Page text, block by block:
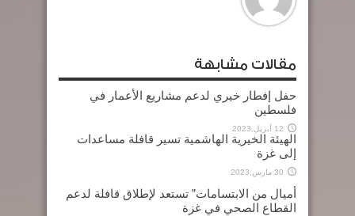
مقالات مشابهة
حفل إفطار خيري لدعم مشاريع الأعمار في
فلسطين
12 أبريل,2023
الهيئة الخيرية الهاشمية تسير قافلة مساعدات
إلى غزة
30 مارس,2023
أميال من الابتسامات” تستعد لإطلاق قافلة لدعم
القطاع الصحي في غزة